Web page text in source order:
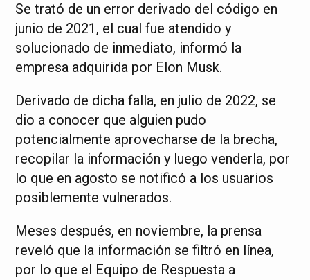
Se trató de un error derivado del código en
junio de 2021, el cual fue atendido y
solucionado de inmediato, informó la
empresa adquirida por Elon Musk.
Derivado de dicha falla, en julio de 2022, se
dio a conocer que alguien pudo
potencialmente aprovecharse de la brecha,
recopilar la información y luego venderla, por
lo que en agosto se notificó a los usuarios
posiblemente vulnerados.
Meses después, en noviembre, la prensa
reveló que la información se filtró en línea,
por lo que el Equipo de Respuesta a